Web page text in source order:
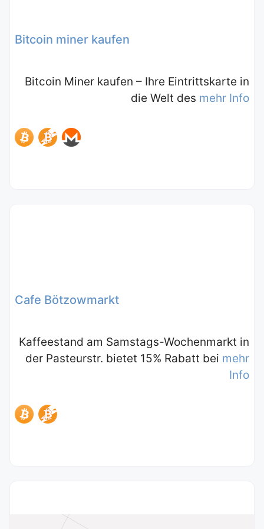
Bitcoin miner kaufen
Bitcoin Miner kaufen – Ihre Eintrittskarte in
die Welt des mehr Info
Cafe Bötzowmarkt
Kaffeestand am Samstags-Wochenmarkt in
der Pasteurstr. bietet 15% Rabatt bei mehr
Info